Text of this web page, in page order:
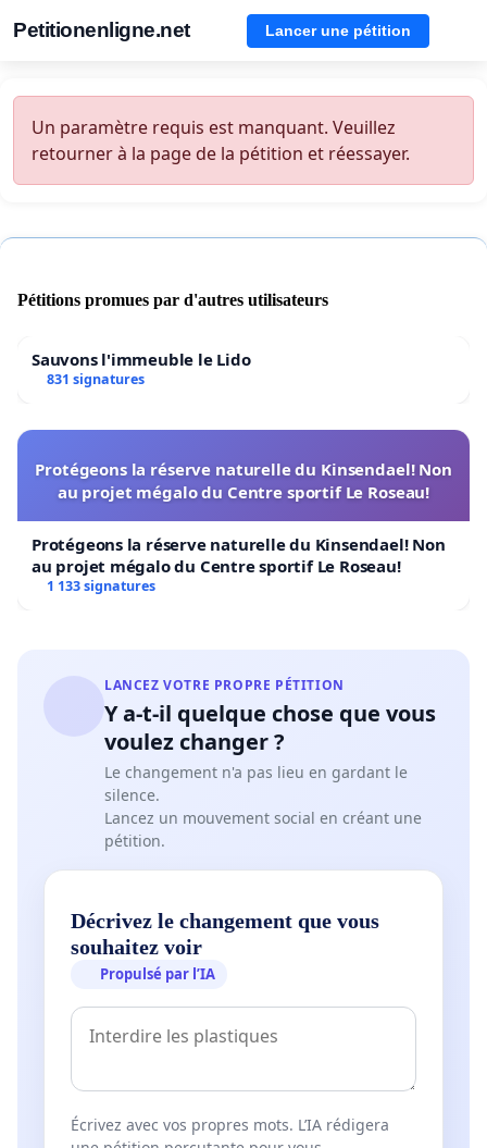
Petitionenligne.net Lancer une pétition
Un paramètre requis est manquant. Veuillez
retourner à la page de la pétition et réessayer.
Pétitions promues par d'autres utilisateurs
Sauvons l'immeuble le Lido
831 signatures
Protégeons la réserve naturelle du Kinsendael! Non
au projet mégalo du Centre sportif Le Roseau!
Protégeons la réserve naturelle du Kinsendael! Non
au projet mégalo du Centre sportif Le Roseau!
1 133 signatures
LANCEZ VOTRE PROPRE PÉTITION
Y a-t-il quelque chose que vous
voulez changer ?
Le changement n'a pas lieu en gardant le
silence.
Lancez un mouvement social en créant une
pétition.
Décrivez le changement que vous
souhaitez voir
Propulsé par l’IA
Écrivez avec vos propres mots. L’IA rédigera